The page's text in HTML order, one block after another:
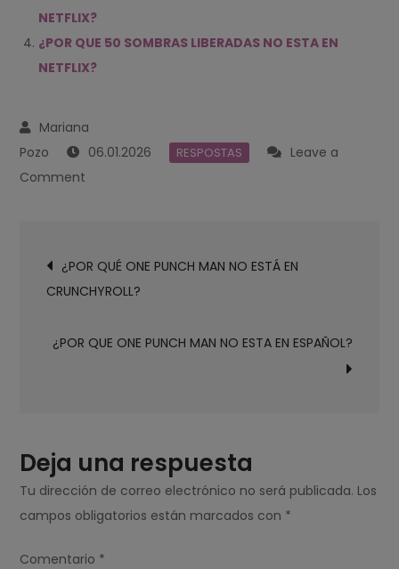
NETFLIX?
¿POR QUE 50 SOMBRAS LIBERADAS NO ESTA EN
NETFLIX?
06.01.2026 RESPOSTAS
Leave a
Comment
PUNCH
MAN
ESTÁ
Navegación
de¿POR QUÉ ONE PUNCH MAN NO ESTÁ EN
CRUNCHYROLL?
¿POR QUE ONE PUNCH MAN NO ESTA EN ESPAÑOL?
Deja una respuesta
Tu dirección de correo electrónico no será publicada. Los
campos obligatorios están marcados con *
Comentario *